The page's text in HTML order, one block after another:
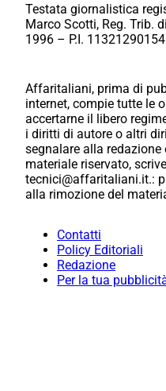
Testata giornalistica
Marco Scotti, Reg. Trib.
1996 – P.I. 11321290154
Affaritaliani, prima di
internet, compie tutte le
accertarne il libero
i diritti di autore o altri
segnalare alla redazione
materiale riservato,
tecnici@affaritaliani.it.:
alla rimozione del
Contatti
Policy Editoriali
Redazione
Per la tua